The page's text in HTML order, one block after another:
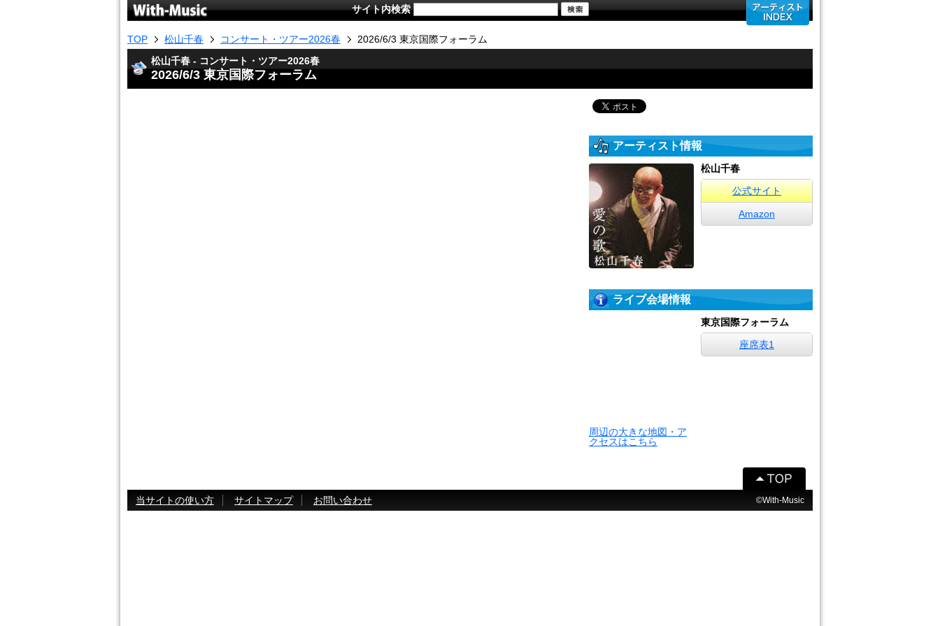
サイト内検索
TOP 松山千春 コンサート・ツアー2026春
2026/6/3 東京国際フォーラム
松山千春 - コンサート・ツアー2026春
2026/6/3 東京国際フォーラム
アーティスト情報
松山千春
公式サイト
Amazon
ライブ会場情報
周辺の大きな地図・ア
クセスはこちら
東京国際フォーラム
座席表1
当サイトの使い方 サイトマップ お問い合わせ ©With-Music